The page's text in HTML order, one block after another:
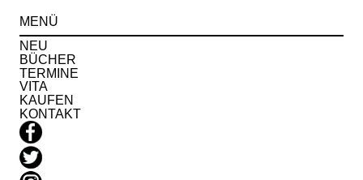
MENÜ
NEU
BÜCHER
TERMINE
VITA
KAUFEN
KONTAKT